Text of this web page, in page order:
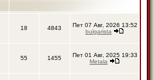
18 4843
Пет 07 Авг, 2026 13:52
bulgarista
55 1455
Пет 01 Авг, 2025 19:33
Metala